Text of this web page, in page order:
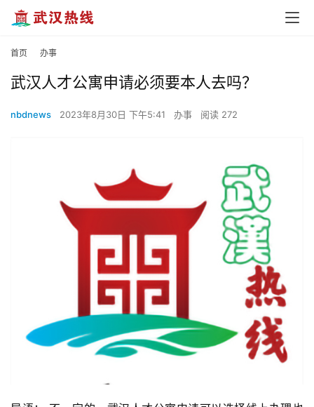
首页 办事
武汉人才公寓申请必须要本人去吗？
nbdnews 2023年8月30日 下午5:41 办事 阅读 272